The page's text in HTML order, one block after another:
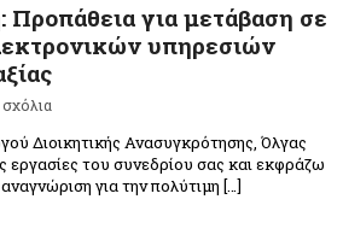
Προπάθεια για μετάβαση σε
υπηρεσιών
Διοικητικής Ανασυγκρότησης, Όλγας
εργασίες του συνεδρίου σας και εκφράζω
για την πολύτιμη […]